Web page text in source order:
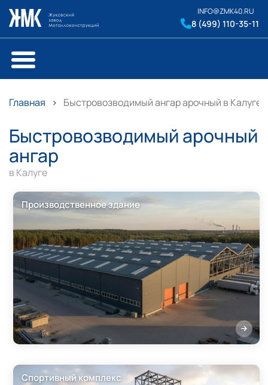
INFO@ZMK40.RU
8 (499) 110-35-11
Главная Быстровозводимый ангар арочный в Калуге
Быстровозводимый арочный
ангар
в Калуге
Производственное здание
Спортивный комплекс